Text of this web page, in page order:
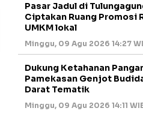
Pasar Jadul di
Ciptakan Ruang Promosi
UMKM lokal
Minggu, 09 Agu 2026 14:27
Dukung Ketahanan
Pamekasan Genjot
Darat Tematik
Minggu, 09 Agu 2026 14:11